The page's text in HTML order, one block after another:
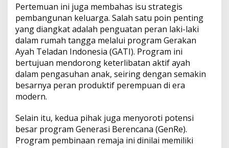
Pertemuan ini juga membahas isu strategis
pembangunan keluarga. Salah satu poin penting
yang diangkat adalah penguatan peran laki-laki
dalam rumah tangga melalui program Gerakan
Ayah Teladan Indonesia (GATI). Program ini
bertujuan mendorong keterlibatan aktif ayah
dalam pengasuhan anak, seiring dengan semakin
besarnya peran produktif perempuan di era
modern.
Selain itu, kedua pihak juga menyoroti potensi
besar program Generasi Berencana (GenRe).
Program pembinaan remaja ini dinilai memiliki